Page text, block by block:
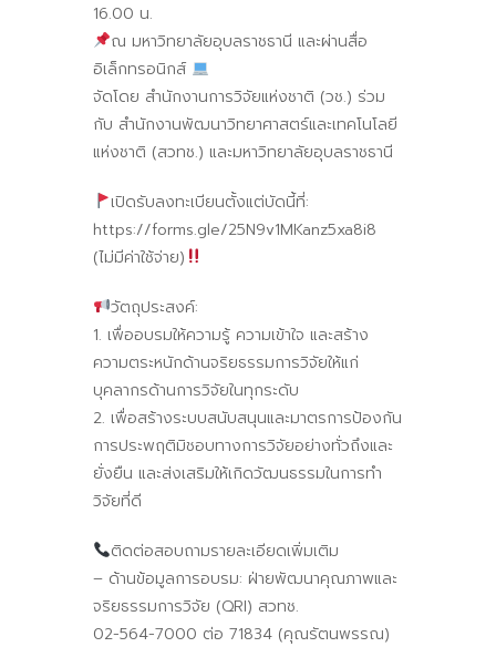
16.00 น.
ณ มหาวิทยาลัยอุบลราชธานี และผ่านสื่อ
อิเล็กทรอนิกส์
จัดโดย สำนักงานการวิจัยแห่งชาติ (วช.) ร่วม
กับ สำนักงานพัฒนาวิทยาศาสตร์และเทคโนโลยี
แห่งชาติ (สวทช.) และมหาวิทยาลัยอุบลราชธานี
เปิดรับลงทะเบียนตั้งแต่บัดนี้ที่:
https://forms.gle/25N9v1MKanz5xa8i8
(ไม่มีค่าใช้จ่าย)
วัตถุประสงค์:
1. เพื่ออบรมให้ความรู้ ความเข้าใจ และสร้าง
ความตระหนักด้านจริยธรรมการวิจัยให้แก่
บุคลากรด้านการวิจัยในทุกระดับ
2. เพื่อสร้างระบบสนับสนุนและมาตรการป้องกัน
การประพฤติมิชอบทางการวิจัยอย่างทั่วถึงและ
ยั่งยืน และส่งเสริมให้เกิดวัฒนธรรมในการทำ
วิจัยที่ดี
ติดต่อสอบถามรายละเอียดเพิ่มเติม
– ด้านข้อมูลการอบรม: ฝ่ายพัฒนาคุณภาพและ
จริยธรรมการวิจัย (QRI) สวทช.
02-564-7000 ต่อ 71834 (คุณรัตนพรรณ)